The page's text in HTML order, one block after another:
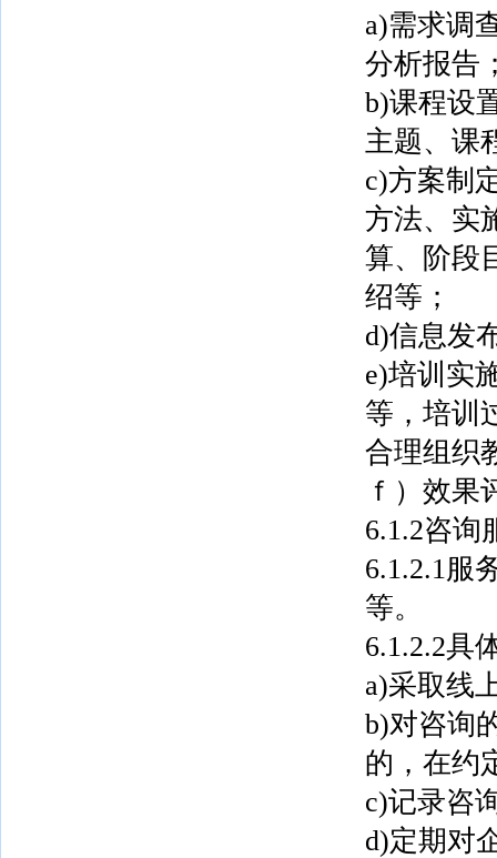
a)需求调
分析报告
b)课程设
主题、课
c)方案制
方法、实
算、阶段
绍等；
d)信息发
e)培训实
等，培训
合理组织
ｆ）效果
6.1.2咨询
6.1.2.1服
等。
6.1.2.2具
a)采取线
b)对咨询
的，在约
c)记录咨
d)定期对